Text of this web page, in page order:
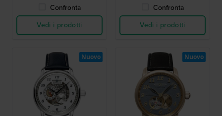
Confronta
Vedi i prodotti
Confronta
Vedi i prodotti
Nuovo Nuovo